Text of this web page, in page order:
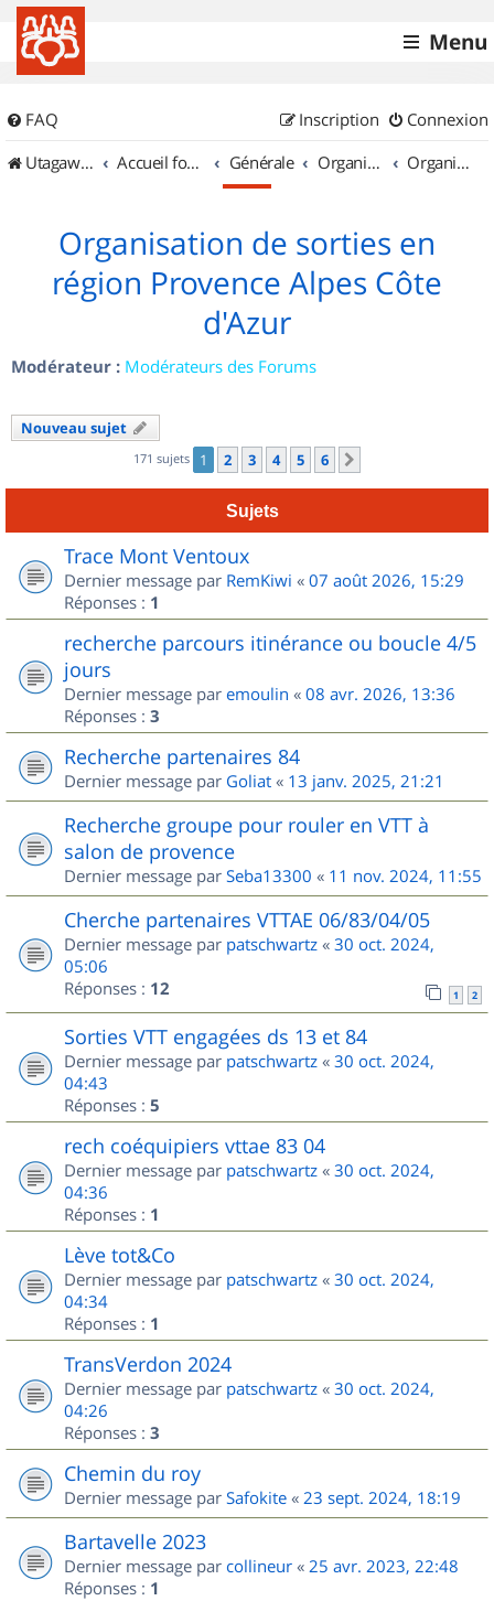
Menu
FAQ Connexion
Inscription
UtagawaVTT (Randos VTT et VTTAE avec traces GPS)
Accueil forum Générale Organisation de sorties & Recherche de partenaires Organisation de sorties en région Provence Alpes Côte d'Azur
Organisation de sorties en
région Provence Alpes Côte
d'Azur
Modérateur : Modérateurs des Forums
Nouveau sujet
171 sujets 1 2 3 4 5 6
Sujets
Trace Mont Ventoux
Dernier message par RemKiwi « 07 août 2026, 15:29
Réponses : 1
recherche parcours itinérance ou boucle 4/5
jours
Dernier message par emoulin « 08 avr. 2026, 13:36
Réponses : 3
Recherche partenaires 84
Dernier message par Goliat « 13 janv. 2025, 21:21
Recherche groupe pour rouler en VTT à
salon de provence
Dernier message par Seba13300 « 11 nov. 2024, 11:55
Cherche partenaires VTTAE 06/83/04/05
Dernier message par patschwartz « 30 oct. 2024,
05:06
Réponses : 12 1 2
Sorties VTT engagées ds 13 et 84
Dernier message par patschwartz « 30 oct. 2024,
04:43
Réponses : 5
rech coéquipiers vttae 83 04
Dernier message par patschwartz « 30 oct. 2024,
04:36
Réponses : 1
Lève tot&Co
Dernier message par patschwartz « 30 oct. 2024,
04:34
Réponses : 1
TransVerdon 2024
Dernier message par patschwartz « 30 oct. 2024,
04:26
Réponses : 3
Chemin du roy
Dernier message par Safokite « 23 sept. 2024, 18:19
Bartavelle 2023
Dernier message par collineur « 25 avr. 2023, 22:48
Réponses : 1